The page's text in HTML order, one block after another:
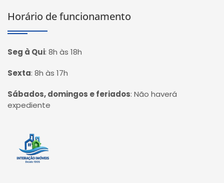
Horário de funcionamento
Seg à Qui: 8h às 18h
Sexta: 8h às 17h
Sábados, domingos e feriados: Não haverá
expediente
Página inicial